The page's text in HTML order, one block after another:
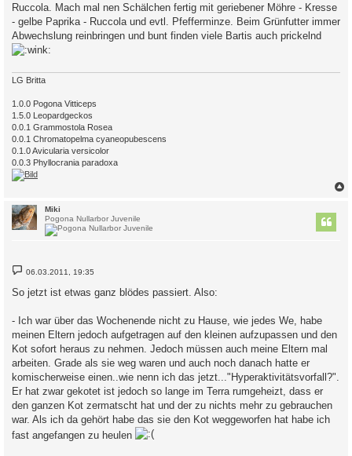
Ruccola. Mach mal nen Schälchen fertig mit geriebener Möhre - Kresse
- gelbe Paprika - Ruccola und evtl. Pfefferminze. Beim Grünfutter immer
Abwechslung reinbringen und bunt finden viele Bartis auch prickelnd
LG Britta
1.0.0 Pogona Vitticeps
1.5.0 Leopardgeckos
0.0.1 Grammostola Rosea
0.0.1 Chromatopelma cyaneopubescens
0.1.0 Avicularia versicolor
0.0.3 Phyllocrania paradoxa
Miki
Pogona Nullarbor Juvenile
B
e
t
a
g
06.03.2011, 19:35
So jetzt ist etwas ganz blödes passiert. Also:
- Ich war über das Wochenende nicht zu Hause, wie jedes We, habe
meinen Eltern jedoch aufgetragen auf den kleinen aufzupassen und den
Kot sofort heraus zu nehmen. Jedoch müssen auch meine Eltern mal
arbeiten. Grade als sie weg waren und auch noch danach hatte er
komischerweise einen..wie nenn ich das jetzt..."Hyperaktivitätsvorfall?".
Er hat zwar gekotet ist jedoch so lange im Terra rumgeheizt, dass er
den ganzen Kot zermatscht hat und der zu nichts mehr zu gebrauchen
war. Als ich da gehört habe das sie den Kot weggeworfen hat habe ich
fast angefangen zu heulen